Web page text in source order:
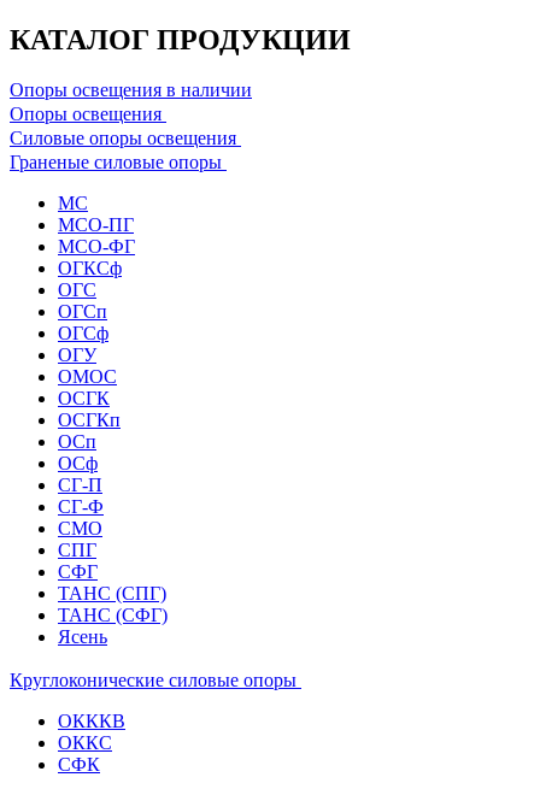
КАТАЛОГ ПРОДУКЦИИ
Опоры освещения в наличии
Oпоры oсвeщения
Силовые опоры освещения
Граненые силовые опоры
МС
МСО-ПГ
МСО-ФГ
ОГКСф
ОГС
ОГСп
ОГСф
ОГУ
ОМОС
ОСГК
ОСГКп
ОСп
ОСф
СГ-П
СГ-Ф
СМО
СПГ
СФГ
ТАНС (СПГ)
ТАНС (СФГ)
Ясень
Круглоконические силовые опоры
ОКККВ
ОККС
СФК